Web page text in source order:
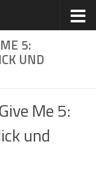
5:
UND
Me 5:
und